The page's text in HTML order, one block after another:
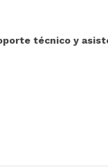
técnico y